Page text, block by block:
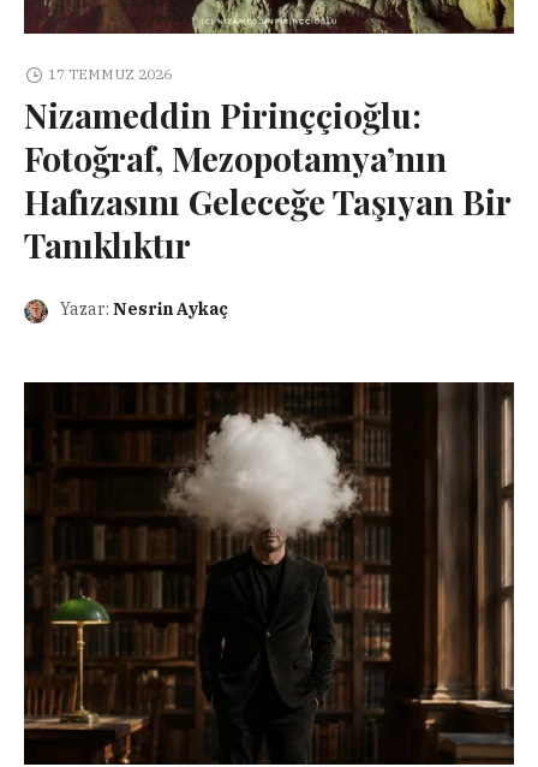
17 TEMMUZ 2026
Nizameddin Pirinççioğlu:
Fotoğraf, Mezopotamya’nın
Hafızasını Geleceğe Taşıyan Bir
Tanıklıktır
Yazar: Nesrin Aykaç